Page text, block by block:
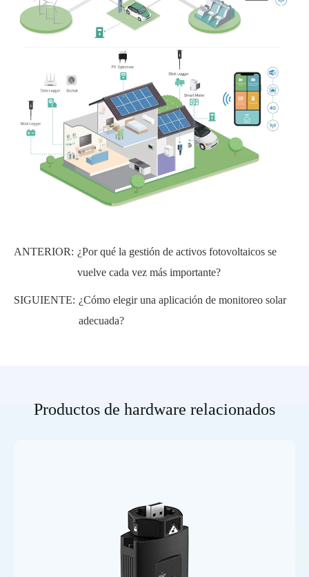
ANTERIOR: ¿Por qué la gestión de activos fotovoltaicos se
vuelve cada vez más importante?
SIGUIENTE: ¿Cómo elegir una aplicación de monitoreo solar
adecuada?
Productos de hardware relacionados